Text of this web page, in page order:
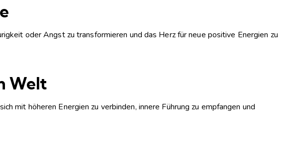
oder Angst zu transformieren und das Herz für neue positive Energien zu
Welt
mit höheren Energien zu verbinden, innere Führung zu empfangen und